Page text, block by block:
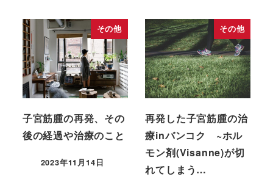
その他
子宮筋腫の再発、その
後の経過や治療のこと
2023年11月14日
その他
再発した子宮筋腫の治
療inバンコク ~ホル
モン剤(Visanne)が切
れてしまう…